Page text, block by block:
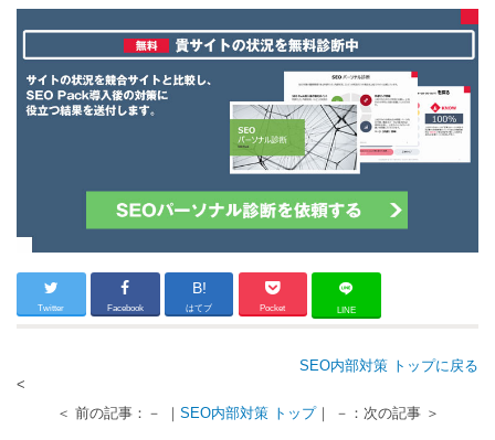
Twitter Facebook
B!
はてブ Pocket LINE
SEO内部対策 トップに戻る
<
＜ 前の記事：－ ｜ SEO内部対策 トップ｜ －：次の記事 ＞